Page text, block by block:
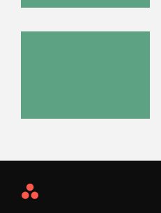
Asana